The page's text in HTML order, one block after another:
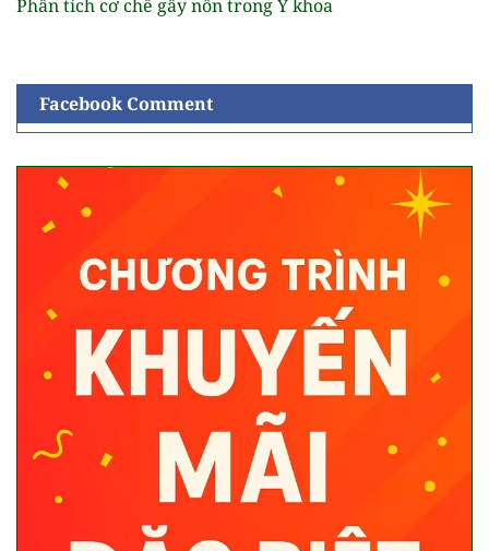
Phân tích cơ chế gây nôn trong Y khoa
Facebook Comment